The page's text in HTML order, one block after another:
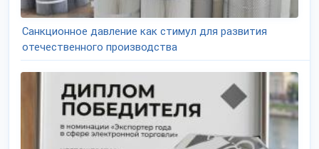
Санкционное давление как стимул для развития
отечественного производства